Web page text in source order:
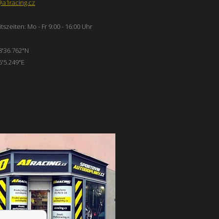
Mo - Fr 9:00 - 16:00 Uhr